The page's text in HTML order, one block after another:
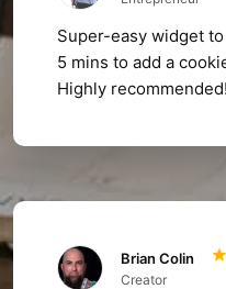
Super-easy widget
5 mins to add a
Highly recommended!
Brian Colin
Creator